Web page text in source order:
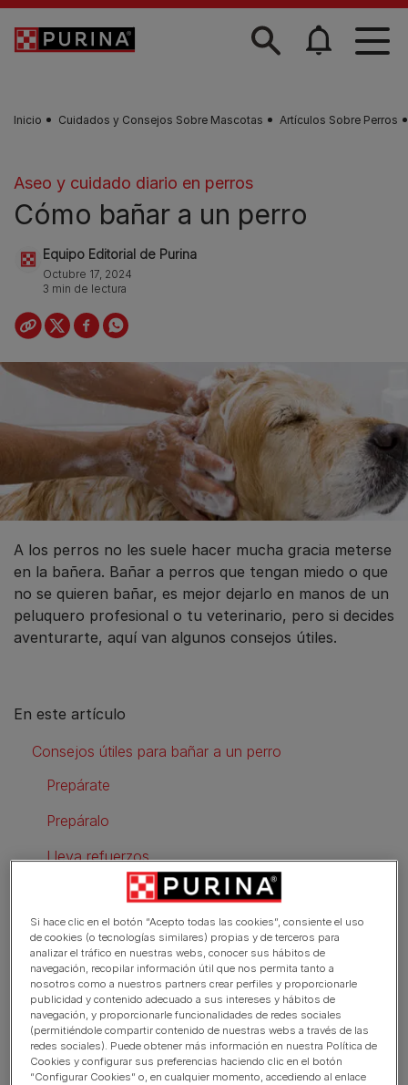
Skip to main content
Inicio Cuidados y Consejos Sobre Mascotas Artículos Sobre Perros
Aseo y cuidado diario en perros
Cómo bañar a un perro
Equipo Editorial de Purina
Octubre 17, 2024
3 min de lectura
A los perros no les suele hacer mucha gracia meterse
en la bañera. Bañar a perros que tengan miedo o que
no se quieren bañar, es mejor dejarlo en manos de un
peluquero profesional o tu veterinario, pero si decides
aventurarte, aquí van algunos consejos útiles.
En este artículo
Consejos útiles para bañar a un perro
Prepárate
Prepáralo
Lleva refuerzos
Se acabaron los enredos
Consejos útiles para bañar a
un perro
Prepárate
Si hace clic en el botón “Acepto todas las cookies”, consiente el uso
de cookies (o tecnologías similares) propias y de terceros para
analizar el tráfico en nuestras webs, conocer sus hábitos de
navegación, recopilar información útil que nos permita tanto a
nosotros como a nuestros partners crear perfiles y proporcionarle
publicidad y contenido adecuado a sus intereses y hábitos de
navegación, y proporcionarle funcionalidades de redes sociales
(permitiéndole compartir contenido de nuestras webs a través de las
redes sociales). Puede obtener más información en nuestra Política de
Cookies y configurar sus preferencias haciendo clic en el botón
“Configurar Cookies” o, en cualquier momento, accediendo al enlace